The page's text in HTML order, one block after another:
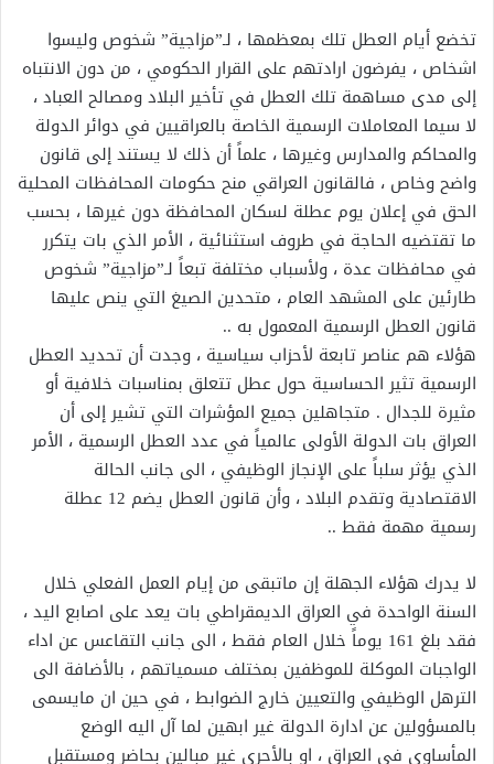
تخضع أيام العطل تلك بمعظمها ، لـ”مزاجية” شخوص وليسوا
اشخاص ، يفرضون ارادتهم على القرار الحكومي ، من دون الانتباه
إلى مدى مساهمة تلك العطل في تأخير البلاد ومصالح العباد ،
لا سيما المعاملات الرسمية الخاصة بالعراقيين في دوائر الدولة
والمحاكم والمدارس وغيرها ، علماً أن ذلك لا يستند إلى قانون
واضح وخاص ، فالقانون العراقي منح حكومات المحافظات المحلية
الحق في إعلان يوم عطلة لسكان المحافظة دون غيرها ، بحسب
ما تقتضيه الحاجة في طروف استثنائية ، الأمر الذي بات يتكرر
في محافظات عدة ، ولأسباب مختلفة تبعاً لـ”مزاجية” شخوص
طارئين على المشهد العام ، متحدين الصيغ التي ينص عليها
قانون العطل الرسمية المعمول به ..
هؤلاء هم عناصر تابعة لأحزاب سياسية ، وجدت أن تحديد العطل
الرسمية تثير الحساسية حول عطل تتعلق بمناسبات خلافية أو
مثيرة للجدال . متجاهلين جميع المؤشرات التي تشير إلى أن
العراق بات الدولة الأولى عالمياً في عدد العطل الرسمية ، الأمر
الذي يؤثر سلباً على الإنجاز الوظيفي ، الى جانب الحالة
الاقتصادية وتقدم البلاد ، وأن قانون العطل يضم 12 عطلة
رسمية مهمة فقط ..
لا يدرك هؤلاء الجهلة إن ماتبقى من إيام العمل الفعلي خلال
السنة الواحدة في العراق الديمقراطي بات يعد على اصابع اليد ،
فقد بلغ 161 يوماً خلال العام فقط ، الى جانب التقاعس عن اداء
الواجبات الموكلة للموظفين بمختلف مسمياتهم ، بالأضافة الى
الترهل الوظيفي والتعيين خارج الضوابط ، في حين ان مايسمى
بالمسؤولين عن ادارة الدولة غير ابهين لما آل اليه الوضع
المأساوي في العراق ، او بالأحرى غير مبالين بحاضر ومستقبل